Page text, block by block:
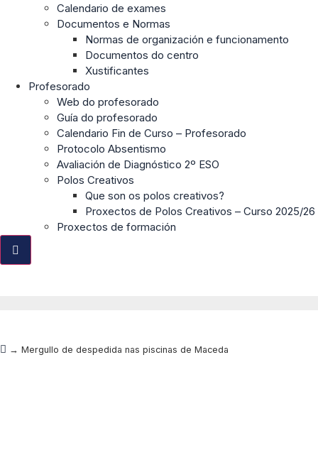
Calendario de exames
Documentos e Normas
Normas de organización e funcionamento
Documentos do centro
Xustificantes
Profesorado
Web do profesorado
Guía do profesorado
Calendario Fin de Curso – Profesorado
Protocolo Absentismo
Avaliación de Diagnóstico 2º ESO
Polos Creativos
Que son os polos creativos?
Proxectos de Polos Creativos – Curso 2025/26
Proxectos de formación
→ Mergullo de despedida nas piscinas de Maceda